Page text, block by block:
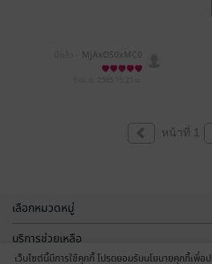
MjAxOS0xMC0
wNCAwNzowOToxMw==
หน้าที่ 1
เลือกหมวดหมู่
บริการช่วยเหลือ
เว็บไซต์นี้มีการใช้คุกกี้ โปรดยอมรับนโยบายคุกกี้เพื่